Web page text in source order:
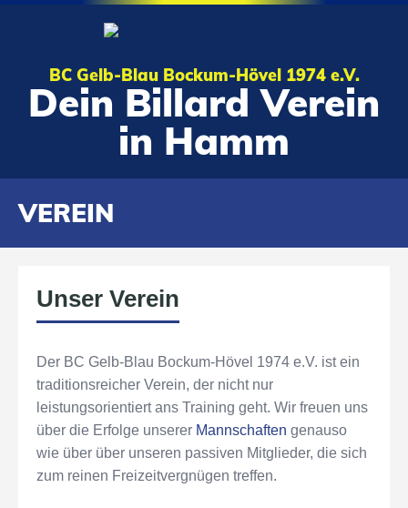
BC Gelb-Blau Bockum-Hövel 1974 e.V.
Dein Billard Verein
in Hamm
VEREIN
Unser Verein
Der BC Gelb-Blau Bockum-Hövel 1974 e.V. ist ein
traditionsreicher Verein, der nicht nur
leistungsorientiert ans Training geht. Wir freuen uns
über die Erfolge unserer Mannschaften genauso
wie über über unseren passiven Mitglieder, die sich
zum reinen Freizeitvergnügen treffen.